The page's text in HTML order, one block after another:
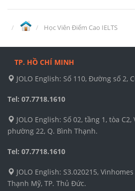
Học Viên Điểm Cao IELTS
TP. HỒ CHÍ MINH
JOLO English: Số 110, Đường số 2,
Tel: 07.7718.1610
JOLO English: Số 02, tầng 1, tòa
phường 22, Q. Bình Thạnh.
Tel: 07.7718.1610
JOLO English: S3.020215,
Thạnh Mỹ, TP. Thủ Đức.